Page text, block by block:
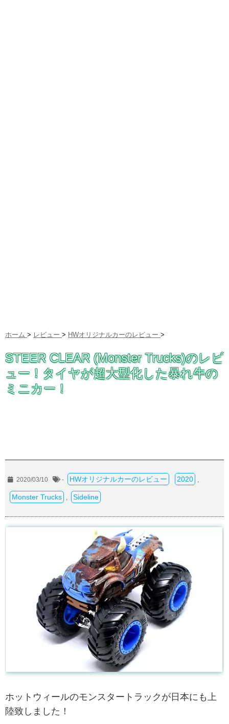
ホーム > レビュー > HWオリジナルカーのレビュー >
STEER CLEAR (Monster Trucks)のレビ
ュー！タイヤが超大型化した暴れ牛の
ミニカー！
2020/03/10 - HWオリジナルカーのレビュー 2020
Monster Trucks Sideline
ホットウィールのモンスタートラックが日本にも上
陸致しました！